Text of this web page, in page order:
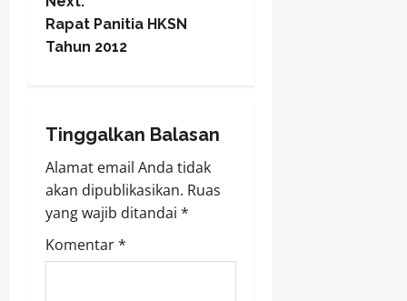
s
a
v
i
g
Rapat Panitia HKSN
Tahun 2012
Tinggalkan Balasan
Alamat email Anda tidak
akan dipublikasikan. Ruas
yang wajib ditandai *
Komentar*